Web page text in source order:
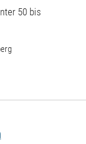
50 bis